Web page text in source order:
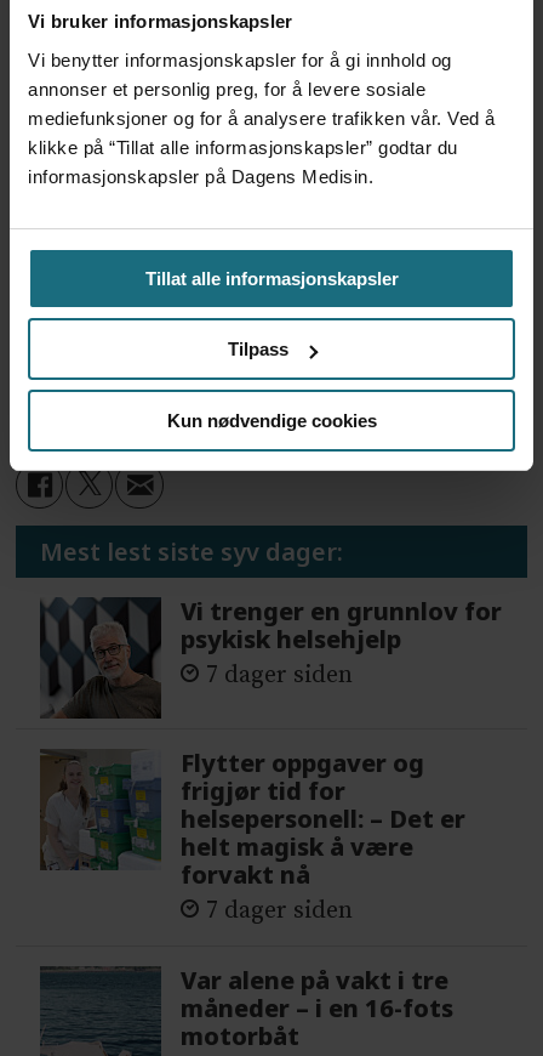
Vi bruker informasjonskapsler
Vi benytter informasjonskapsler for å gi innhold og
annonser et personlig preg, for å levere sosiale
mediefunksjoner og for å analysere trafikken vår. Ved å
klikke på “Tillat alle informasjonskapsler” godtar du
informasjonskapsler på Dagens Medisin.
Tillat alle informasjonskapsler
Tilpass
Kun nødvendige cookies
Fremtidens helseutfordringer kommer ikke
til å løses av flere planer, flere reformer eller
flere honnørord. De løses av mennesker som
samarbeider – på ordentlig.
Og det begynner med et enkelt spørsmål:
Hva er det beste for pasienten?
PLACED DEBATT
SAMHANDLING
KOMMUNEHELSETJENESTE
FASTLEGER
Mest lest siste syv dager:
Vi trenger en grunnlov for
psykisk helsehjelp
7 dager siden
Flytter oppgaver og
frigjør tid for
helsepersonell: – Det er
helt magisk å være
forvakt nå
7 dager siden
Var alene på vakt i tre
måneder – i en 16-fots
motorbåt